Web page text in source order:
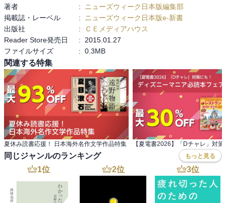
著者
:
ニューズウィーク日本版編集部
掲載誌・レーベル
:
ニューズウィーク日本版e-新書
出版社
:
ＣＥメディアハウス
Reader Store発売日
:
2015.01.27
ファイルサイズ
: 0.3MB
関連する特集
夏休み読書応援！ 日本海外名作文学作品特集
同じジャンルのランキング もっと見る
1位 2位 3位